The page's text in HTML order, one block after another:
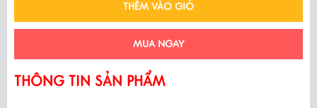
THÊM VÀO GIỎ
MUA NGAY
THÔNG TIN SẢN PHẨM